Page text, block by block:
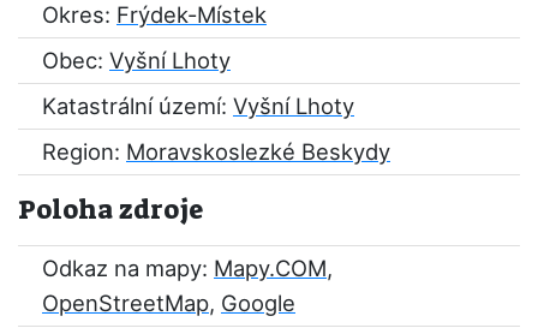
Okres: Frýdek-Místek
Obec: Vyšní Lhoty
Katastrální území: Vyšní Lhoty
Region: Moravskoslezké Beskydy
Poloha zdroje
Odkaz na mapy: Mapy.COM,
OpenStreetMap, Google